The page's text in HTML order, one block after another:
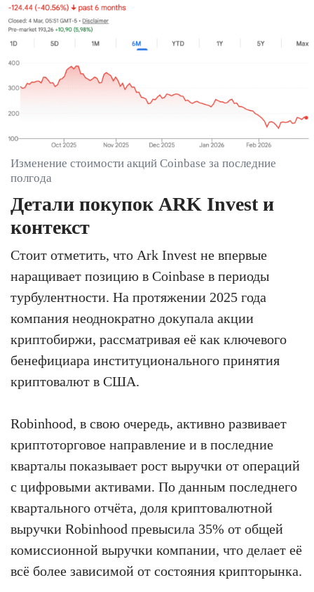
Изменение стоимости акций Coinbase за последние
полгода
Детали покупок ARK Invest и
контекст
Стоит отметить, что Ark Invest не впервые
наращивает позицию в Coinbase в периоды
турбулентности. На протяжении 2025 года
компания неоднократно докупала акции
криптобиржи, рассматривая её как ключевого
бенефициара институционального принятия
криптовалют в США.
Robinhood, в свою очередь, активно развивает
криптоторговое направление и в последние
кварталы показывает рост выручки от операций
с цифровыми активами. По данным последнего
квартального отчёта, доля криптовалютной
выручки Robinhood превысила 35% от общей
комиссионной выручки компании, что делает её
всё более зависимой от состояния крипторынка.